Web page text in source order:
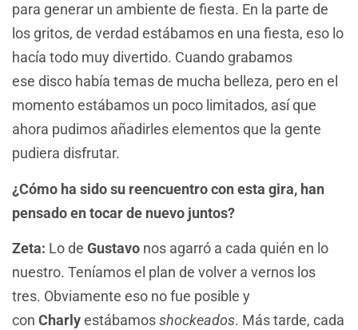
para generar un ambiente de fiesta. En la parte de
los gritos, de verdad estábamos en una fiesta, eso lo
hacía todo muy divertido. Cuando grabamos
ese disco había temas de mucha belleza, pero en el
momento estábamos un poco limitados, así que
ahora pudimos añadirles elementos que la gente
pudiera disfrutar.
¿Cómo ha sido su reencuentro con esta gira, han
pensado en tocar de nuevo juntos?
Zeta: Lo de Gustavo nos agarró a cada quién en lo
nuestro. Teníamos el plan de volver a vernos los
tres. Obviamente eso no fue posible y
con Charlyestábamosshockeados. Más tarde, cada